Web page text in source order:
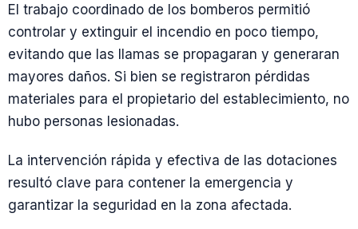
El trabajo coordinado de los bomberos permitió
controlar y extinguir el incendio en poco tiempo,
evitando que las llamas se propagaran y generaran
mayores daños. Si bien se registraron pérdidas
materiales para el propietario del establecimiento, no
hubo personas lesionadas.
La intervención rápida y efectiva de las dotaciones
resultó clave para contener la emergencia y
garantizar la seguridad en la zona afectada.